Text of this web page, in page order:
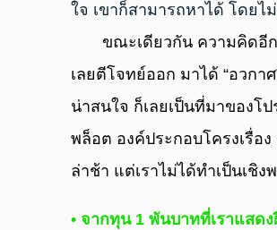
ใจ เขาก็สามารถหาได้ โดยไ
เลยตีโจทย์ออก มาได้ “อวกา
น่าสนใจ ก็เลยเป็นที่มาของโ
พล็อต องค์ประกอบโครงเรื่อ
ล่าช้า แต่เราไม่ได้ทําเป็นเชิ
• จากทุน 1 พันบาทที่เราแสด